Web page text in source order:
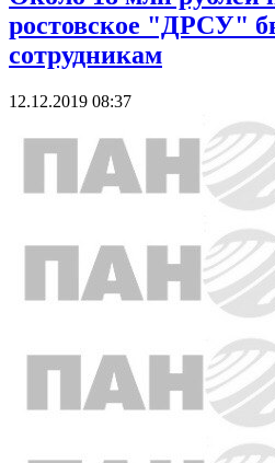
ростовское "ДРСУ"
сотрудникам
12.12.2019 08:37